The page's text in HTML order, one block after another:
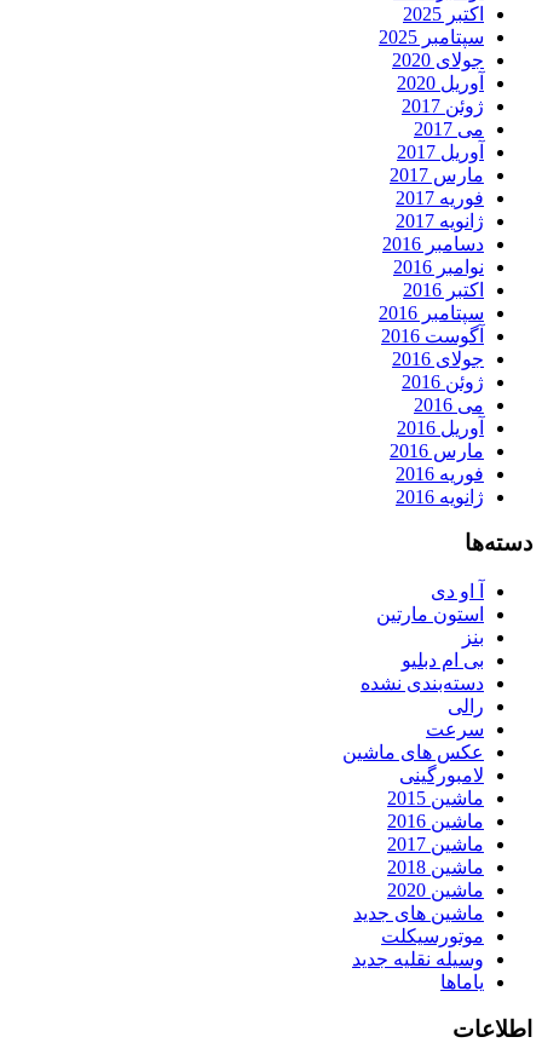
اکتبر 2025
سپتامبر 2025
جولای 2020
آوریل 2020
ژوئن 2017
می 2017
آوریل 2017
مارس 2017
فوریه 2017
ژانویه 2017
دسامبر 2016
نوامبر 2016
اکتبر 2016
سپتامبر 2016
آگوست 2016
جولای 2016
ژوئن 2016
می 2016
آوریل 2016
مارس 2016
فوریه 2016
ژانویه 2016
دسته‌ها
آ او دی
استون مارتین
بنز
بی ام دبلیو
دسته‌بندی نشده
رالی
سرعت
عکس های ماشین
لامبورگینی
ماشین 2015
ماشین 2016
ماشین 2017
ماشین 2018
ماشین 2020
ماشین های جدید
موتورسیکلت
وسیله نقلیه جدید
یاماها
اطلاعات